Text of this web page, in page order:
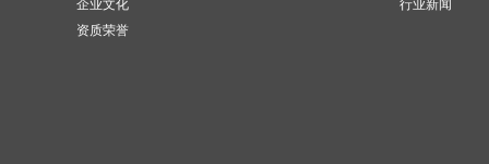
企业文化
资质荣誉
行业新闻